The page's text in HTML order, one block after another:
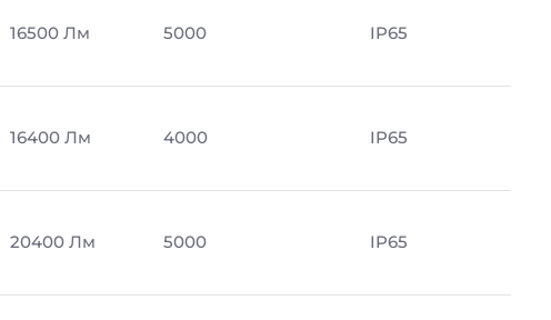
16500 Лм 5000 IP65
16400 Лм 4000 IP65
20400 Лм 5000 IP65